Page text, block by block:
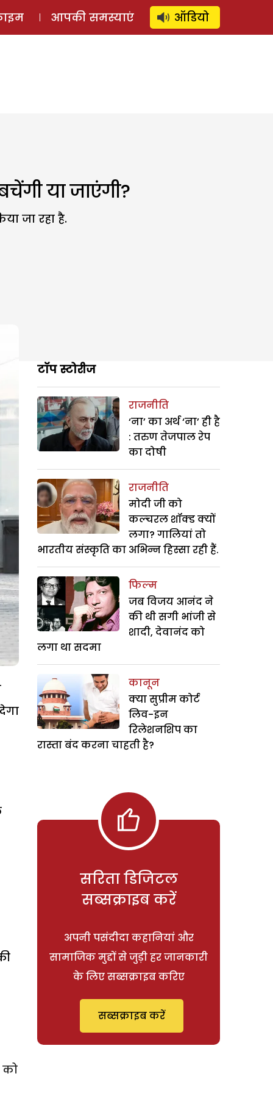
लॉग इन ⚲ SUBSCRIBE
आपकी समस्याएं ऑडियो
या जाएंगी?
जा रहा है.
को
टॉप स्टोरीज
राजनीति
‘ना’ का अर्थ ‘ना’ ही है
: तरुण तेजपाल रेप
का दोषी
राजनीति
मोदी जी को
कल्चरल शॉक्ड क्यों
लगा? गालियां तो
भारतीय संस्कृति का अभिन्न हिस्सा रही हैं.
फिल्म
जब विजय आनंद ने
की थी सगी भांजी से
शादी, देवानंद को
लगा था सदमा
कानून
क्या सुप्रीम कोर्ट
लिव-इन
रिलेशनशिप का
रास्ता बंद करना चाहती है?
सरिता डिजिटल
सब्सक्राइब करें
अपनी पसंदीदा कहानियां और
सामाजिक मुद्दों से जुड़ी हर जानकारी
के लिए सब्सक्राइब करिए
सब्सक्राइब करें